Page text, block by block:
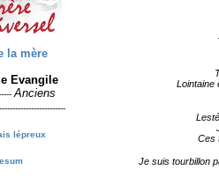
la mère
Evangile
Anciens
lépreux
Lointaine
Ces
Je suis tourbillon